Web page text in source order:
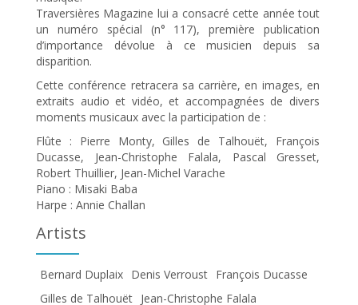
Traversières Magazine lui a consacré cette année tout
un numéro spécial (n° 117), première publication
d’importance dévolue à ce musicien depuis sa
disparition.
Cette conférence retracera sa carrière, en images, en
extraits audio et vidéo, et accompagnées de divers
moments musicaux avec la participation de :
Flûte : Pierre Monty, Gilles de Talhouët, François
Ducasse, Jean-Christophe Falala, Pascal Gresset,
Robert Thuillier, Jean-Michel Varache
Piano : Misaki Baba
Harpe : Annie Challan
Artists
Bernard Duplaix Denis Verroust François Ducasse
Gilles de Talhouët Jean-Christophe Falala